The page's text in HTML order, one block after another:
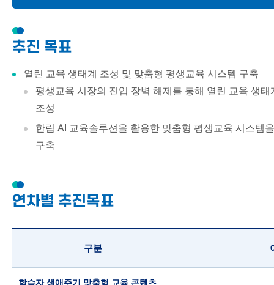
지식과 문화 공유
커뮤니티 교육 혁신
추진 목표
열린 교육 생태계 조성 및 맞춤형 평생교육 시스템 구축
평생교육 시장의 진입 장벽 해제를 통해 열린 교육 생태
조성
한림 AI 교육솔루션을 활용한 맞춤형 평생교육 시스템을
구축
연차별 추진목표
구분
학습자 생애주기 맞춤형 교육 콘텐츠